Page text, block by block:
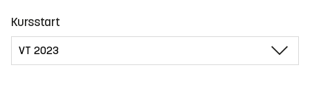
Kursstart